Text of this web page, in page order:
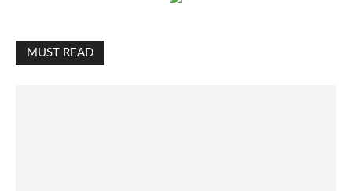
MUST READ